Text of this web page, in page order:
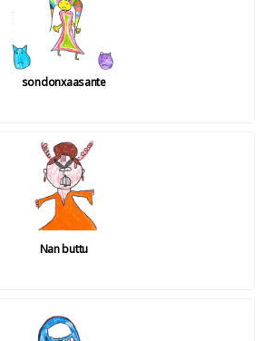
sondonxaasante
Nan buttu